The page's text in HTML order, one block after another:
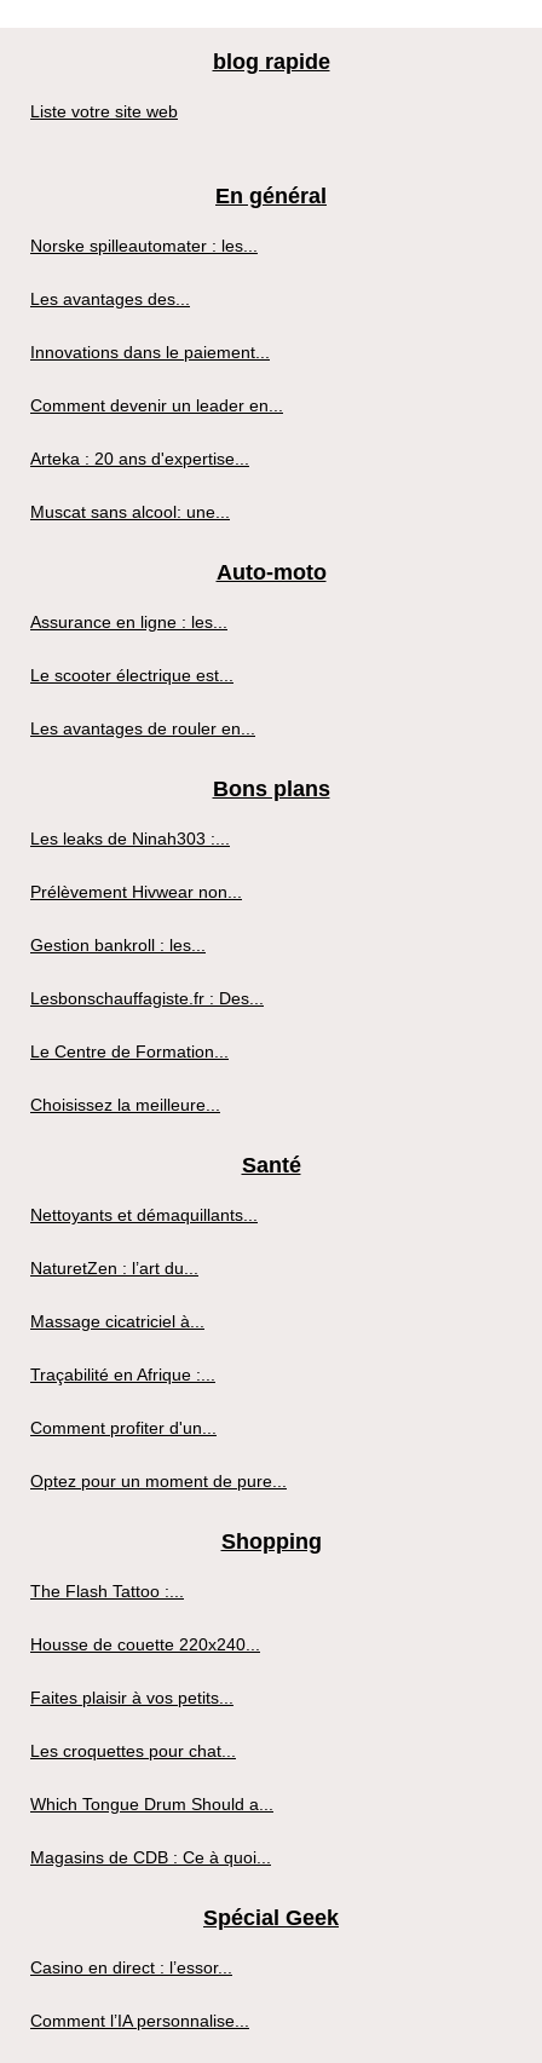
blog rapide
Liste votre site web
En général
Norske spilleautomater : les...
Les avantages des...
Innovations dans le paiement...
Comment devenir un leader en...
Arteka : 20 ans d'expertise...
Muscat sans alcool: une...
Auto-moto
Assurance en ligne : les...
Le scooter électrique est...
Les avantages de rouler en...
Bons plans
Les leaks de Ninah303 :...
Prélèvement Hivwear non...
Gestion bankroll : les...
Lesbonschauffagiste.fr : Des...
Le Centre de Formation...
Choisissez la meilleure...
Santé
Nettoyants et démaquillants...
NaturetZen : l’art du...
Massage cicatriciel à...
Traçabilité en Afrique :...
Comment profiter d'un...
Optez pour un moment de pure...
Shopping
The Flash Tattoo :...
Housse de couette 220x240...
Faites plaisir à vos petits...
Les croquettes pour chat...
Which Tongue Drum Should a...
Magasins de CDB : Ce à quoi...
Spécial Geek
Casino en direct : l’essor...
Comment l’IA personnalise...